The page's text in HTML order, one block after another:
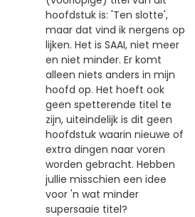
hoofdstuk is: 'Ten slotte',
maar dat vind ik nergens op
lijken. Het is SAAI, niet meer
en niet minder. Er komt
alleen niets anders in mijn
hoofd op. Het hoeft ook
geen spetterende titel te
zijn, uiteindelijk is dit geen
hoofdstuk waarin nieuwe of
extra dingen naar voren
worden gebracht. Hebben
jullie misschien een idee
voor 'n wat minder
supersaaie titel?